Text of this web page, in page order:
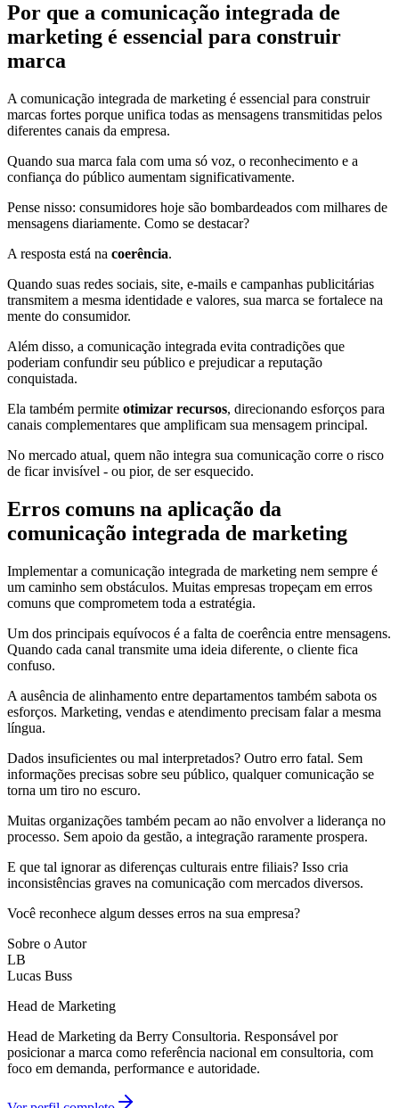
Por que a comunicação integrada de
marketing é essencial para construir
marca
A comunicação integrada de marketing é essencial para construir
marcas fortes porque unifica todas as mensagens transmitidas pelos
diferentes canais da empresa.
Quando sua marca fala com uma só voz, o reconhecimento e a
confiança do público aumentam significativamente.
Pense nisso: consumidores hoje são bombardeados com milhares de
mensagens diariamente. Como se destacar?
A resposta está na coerência.
Quando suas redes sociais, site, e-mails e campanhas publicitárias
transmitem a mesma identidade e valores, sua marca se fortalece na
mente do consumidor.
Além disso, a comunicação integrada evita contradições que
poderiam confundir seu público e prejudicar a reputação
conquistada.
Ela também permite otimizar recursos, direcionando esforços para
canais complementares que amplificam sua mensagem principal.
No mercado atual, quem não integra sua comunicação corre o risco
de ficar invisível - ou pior, de ser esquecido.
Erros comuns na aplicação da
comunicação integrada de marketing
Implementar a comunicação integrada de marketing nem sempre é
um caminho sem obstáculos. Muitas empresas tropeçam em erros
comuns que comprometem toda a estratégia.
Um dos principais equívocos é a falta de coerência entre mensagens.
Quando cada canal transmite uma ideia diferente, o cliente fica
confuso.
A ausência de alinhamento entre departamentos também sabota os
esforços. Marketing, vendas e atendimento precisam falar a mesma
língua.
Dados insuficientes ou mal interpretados? Outro erro fatal. Sem
informações precisas sobre seu público, qualquer comunicação se
torna um tiro no escuro.
Muitas organizações também pecam ao não envolver a liderança no
processo. Sem apoio da gestão, a integração raramente prospera.
E que tal ignorar as diferenças culturais entre filiais? Isso cria
inconsistências graves na comunicação com mercados diversos.
Você reconhece algum desses erros na sua empresa?
Sobre o Autor
LB
Lucas Buss
Head de Marketing
Head de Marketing da Berry Consultoria. Responsável por
posicionar a marca como referência nacional em consultoria, com
foco em demanda, performance e autoridade.